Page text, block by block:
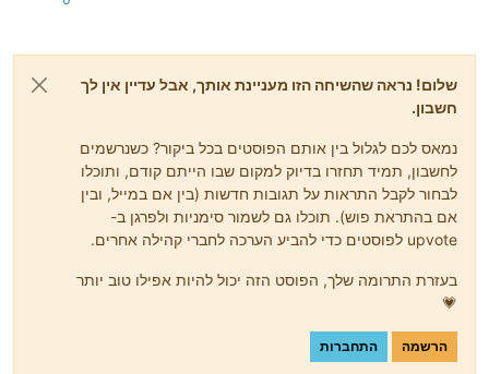
שלום! נראה שהשיחה הזו מעניינת אותך, אבל עדיין אין לך
חשבון.
נמאס לכם לגלול בין אותם הפוסטים בכל ביקור? כשנרשמים
לחשבון, תמיד תחזרו בדיוק למקום שבו הייתם קודם, ותוכלו
לבחור לקבל התראות על תגובות חדשות (בין אם במייל, ובין
אם בהתראת פוש). תוכלו גם לשמור סימניות ולפרגן ב-
upvote לפוסטים כדי להביע הערכה לחברי קהילה אחרים.
בעזרת התרומה שלך, הפוסט הזה יכול להיות אפילו טוב יותר
💗
הרשמה התחברות